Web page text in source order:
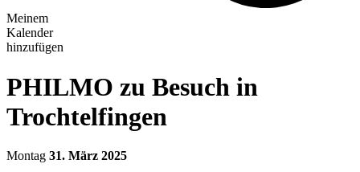
Meinem
Kalender
hinzufügen
PHILMO zu Besuch in
Trochtelfingen
Montag 31. März 2025